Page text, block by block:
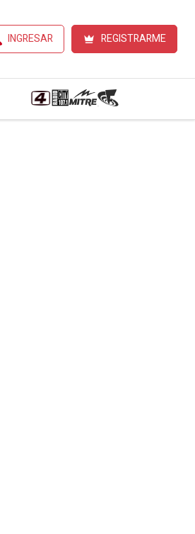
INGRESAR REGISTRARME